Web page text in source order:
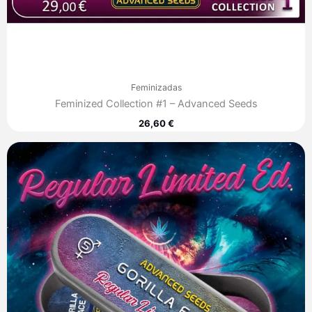
Feminizadas
Feminized Collection #1 – Advanced Seeds
26,60€